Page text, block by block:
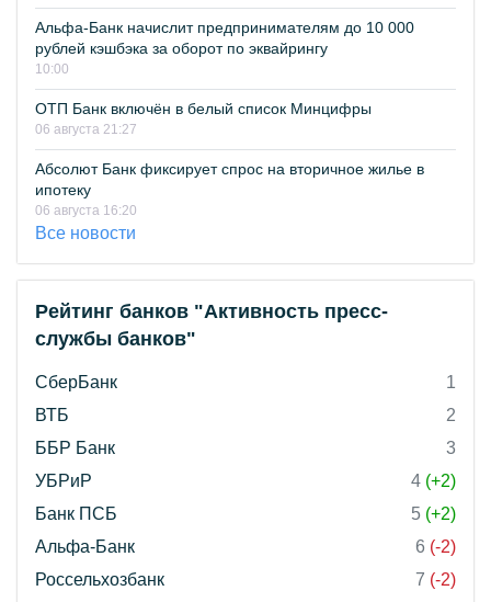
Альфа-Банк начислит предпринимателям до 10 000
рублей кэшбэка за оборот по эквайрингу
10:00
ОТП Банк включён в белый список Минцифры
06 августа 21:27
Абсолют Банк фиксирует спрос на вторичное жилье в
ипотеку
06 августа 16:20
Все новости
Рейтинг банков "Активность пресс-
службы банков"
СберБанк
1
ВТБ
2
ББР Банк
3
УБРиР
4 (+2)
Банк ПСБ
5 (+2)
Альфа-Банк
6 (-2)
Россельхозбанк
7 (-2)